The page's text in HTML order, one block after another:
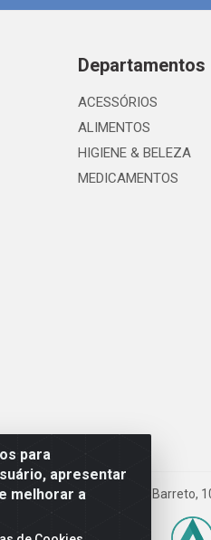
para
apresentar
melhorar a
Departamentos
ACESSÓRIOS
ALIMENTOS
HIGIENE & BELEZA
MEDICAMENTOS
LTDA - Rua Maximiano Barreto,